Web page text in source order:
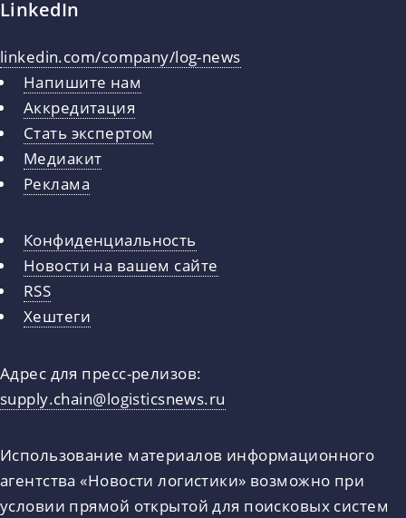
LinkedIn
linkedin.com/company/log-news
Напишите нам
Аккредитация
Стать экспертом
Медиакит
Реклама
Конфиденциальность
Новости на вашем сайте
RSS
Хештеги
Адрес для пресс-релизов:
supply.chain@logisticsnews.ru
Использование материалов информационного
агентства «Новости логистики» возможно при
условии прямой открытой для поисковых систем